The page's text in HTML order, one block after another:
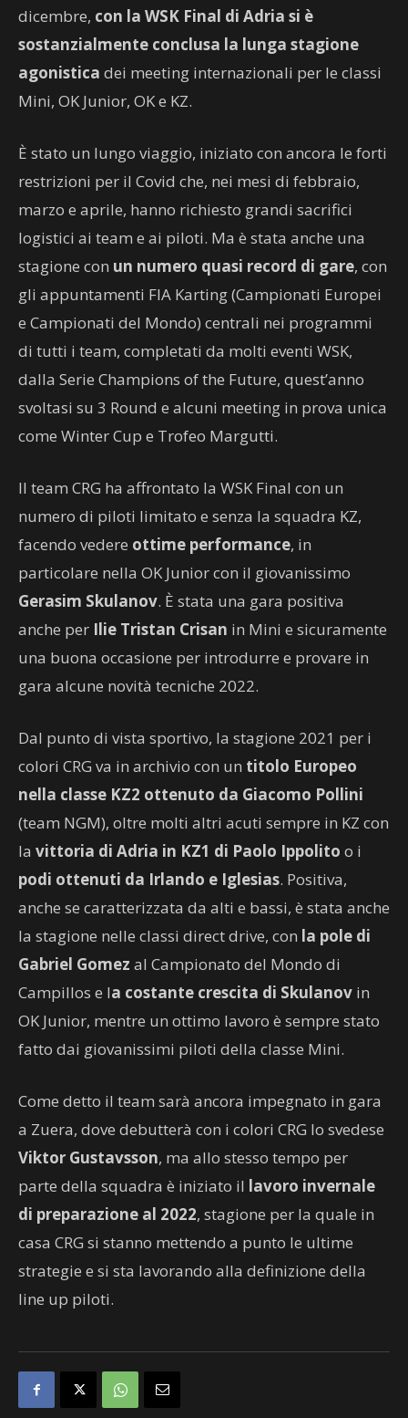
dicembre, con la WSK Final di Adria si è
sostanzialmente conclusa la lunga stagione
agonistica dei meeting internazionali per le classi
Mini, OK Junior, OK e KZ.
È stato un lungo viaggio, iniziato con ancora le forti
restrizioni per il Covid che, nei mesi di febbraio,
marzo e aprile, hanno richiesto grandi sacrifici
logistici ai team e ai piloti. Ma è stata anche una
stagione con un numero quasi record di gare, con
gli appuntamenti FIA Karting (Campionati Europei
e Campionati del Mondo) centrali nei programmi
di tutti i team, completati da molti eventi WSK,
dalla Serie Champions of the Future, quest’anno
svoltasi su 3 Round e alcuni meeting in prova unica
come Winter Cup e Trofeo Margutti.
Il team CRG ha affrontato la WSK Final con un
numero di piloti limitato e senza la squadra KZ,
facendo vedere ottime performance, in
particolare nella OK Junior con il giovanissimo
Gerasim Skulanov. È stata una gara positiva
anche per Ilie Tristan Crisan in Mini e sicuramente
una buona occasione per introdurre e provare in
gara alcune novità tecniche 2022.
Dal punto di vista sportivo, la stagione 2021 per i
colori CRG va in archivio con un titolo Europeo
nella classe KZ2 ottenuto da Giacomo Pollini
(team NGM), oltre molti altri acuti sempre in KZ con
la vittoria di Adria in KZ1 di Paolo Ippolito o i
podi ottenuti da Irlando e Iglesias. Positiva,
anche se caratterizzata da alti e bassi, è stata anche
la stagione nelle classi direct drive, con la pole di
Gabriel Gomez al Campionato del Mondo di
Campillos e la costante crescita di Skulanov in
OK Junior, mentre un ottimo lavoro è sempre stato
fatto dai giovanissimi piloti della classe Mini.
Come detto il team sarà ancora impegnato in gara
a Zuera, dove debutterà con i colori CRG lo svedese
Viktor Gustavsson, ma allo stesso tempo per
parte della squadra è iniziato il lavoro invernale
di preparazione al 2022, stagione per la quale in
casa CRG si stanno mettendo a punto le ultime
strategie e si sta lavorando alla definizione della
line up piloti.